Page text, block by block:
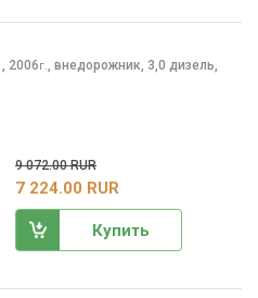
, 2006г., внедорожник, 3,0 дизель,
9 072.00 RUR
7 224.00 RUR
Купить